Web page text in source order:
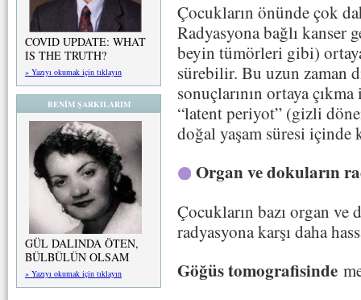
COVID UPDATE: WHAT
IS THE TRUTH?
» Yazıyı okumak için tıklayın
BENİM ŞARKILARIM
GÜL DALINDA ÖTEN,
BÜLBÜLÜN OLSAM
» Yazıyı okumak için tıklayın
Çocukların önünde çok
Radyasyona bağlı
beyin tümörleri gibi)
sürebilir. Bu uzun zaman
sonuçlarının ortaya
“latent periyot” (gizli
doğal yaşam süresi içinde
Organ ve dokuların
Çocukların bazı organ
radyasyona karşı daha
Göğüs tomografisinde